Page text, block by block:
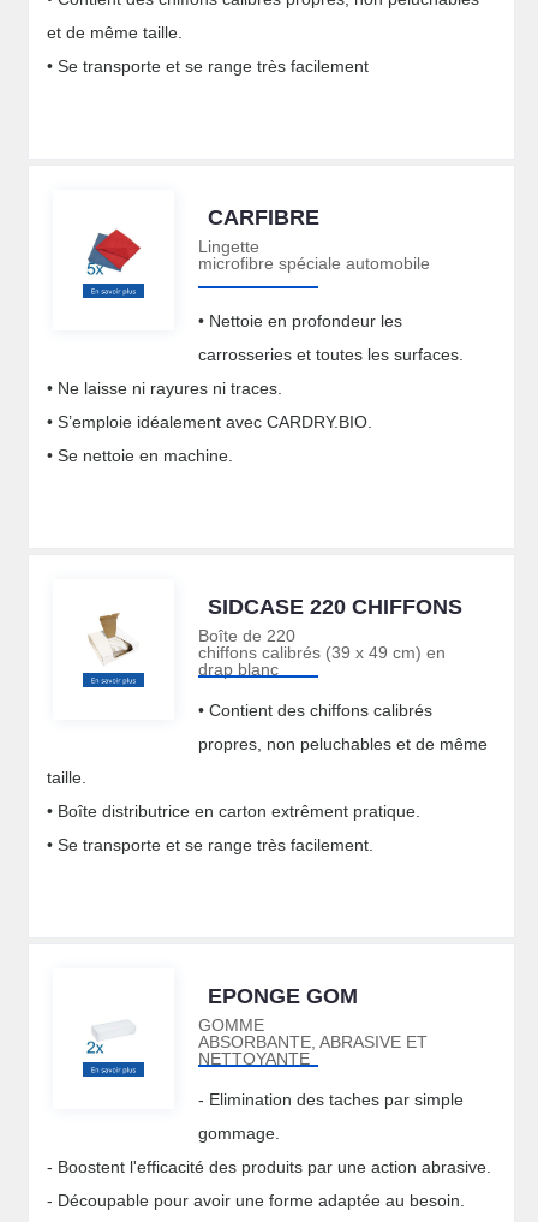
et de même taille.
• Se transporte et se range très facilement
CARFIBRE
Lingette
microfibre spéciale automobile
• Nettoie en profondeur les
carrosseries et toutes les surfaces.
• Ne laisse ni rayures ni traces.
• S’emploie idéalement avec CARDRY.BIO.
• Se nettoie en machine.
SIDCASE 220 CHIFFONS
Boîte de 220
chiffons calibrés (39 x 49 cm) en
drap blanc
• Contient des chiffons calibrés
propres, non peluchables et de même
taille.
• Boîte distributrice en carton extrêment pratique.
• Se transporte et se range très facilement.
EPONGE GOM
GOMME
ABSORBANTE, ABRASIVE ET
NETTOYANTE
- Elimination des taches par simple
gommage.
- Boostent l'efficacité des produits par une action abrasive.
- Découpable pour avoir une forme adaptée au besoin.